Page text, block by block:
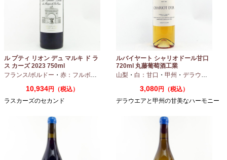
ル プティ リオン デュ マルキ ド ラ
ス カーズ 2023 750ml
フランス/ボルドー ・ 赤：フルボディ
10,934円（税込）
ラスカーズのセカンド
ルバイヤート シャリオドール甘口
720ml 丸藤葡萄酒工業
山梨 ・ 白：甘口 ・ 甲州 ・ デラウエア
3,080円（税込）
デラウエアと甲州の甘美なハーモニー